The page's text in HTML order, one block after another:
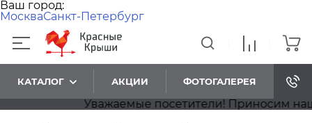
Ваш город:
МоскваСанкт-Петербург
КАТАЛОГ АКЦИИ ФОТОГАЛЕРЕЯ
Уважаемые посетители! Приносим наши